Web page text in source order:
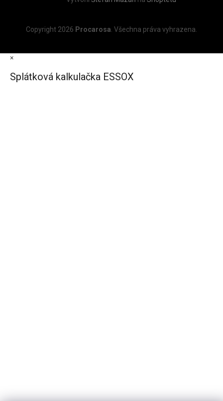
Copyright 2026 Procarosa. Všechna práva vyhrazena.
×
Splátková kalkulačka ESSOX